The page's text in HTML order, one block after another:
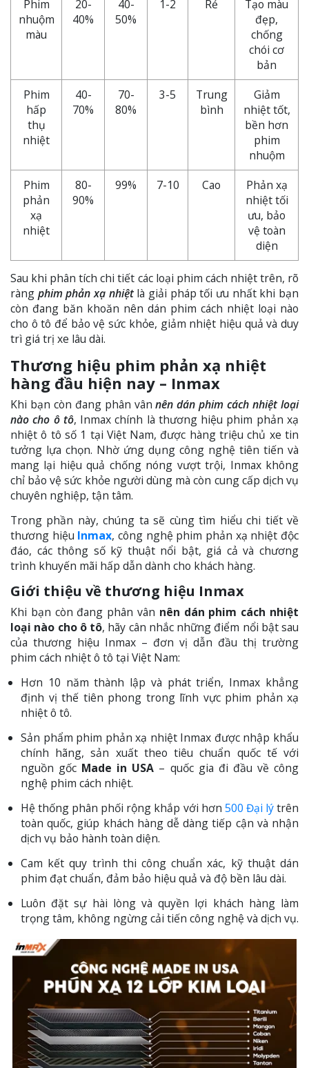
Phim
nhuộm
màu
20-
40%
40-
50%
1-2 Rẻ
Tạo màu
đẹp,
chống
chói cơ
bản
Phim
hấp
thụ
nhiệt
40-
70%
70-
80%
3-5
Trung
bình
Giảm
nhiệt tốt,
bền hơn
phim
nhuộm
Phim
phản
xạ
nhiệt
80-
90%
99% 7-10 Cao
Phản xạ
nhiệt tối
ưu, bảo
vệ toàn
diện
Sau khi phân tích chi tiết các loại phim cách nhiệt trên, rõ
ràng phim phản xạ nhiệtlà giải pháp tối ưu nhất khi bạn
còn đang băn khoăn nên dán phim cách nhiệt loại nào
cho ô tô để bảo vệ sức khỏe, giảm nhiệt hiệu quả và duy
trì giá trị xe lâu dài.
Thương hiệu phim phản xạ nhiệt
hàng đầu hiện nay – Inmax
Khi bạn còn đang phân vânnên dán phim cách nhiệt loại
nào cho ô tô, Inmax chính là thương hiệu phim phản xạ
nhiệt ô tô số 1 tại Việt Nam, được hàng triệu chủ xe tin
tưởng lựa chọn. Nhờ ứng dụng công nghệ tiên tiến và
mang lại hiệu quả chống nóng vượt trội, Inmax không
chỉ bảo vệ sức khỏe người dùng mà còn cung cấp dịch vụ
chuyên nghiệp, tận tâm.
Trong phần này, chúng ta sẽ cùng tìm hiểu chi tiết về
thương hiệu Inmax, công nghệ phim phản xạ nhiệt độc
đáo, các thông số kỹ thuật nổi bật, giá cả và chương
trình khuyến mãi hấp dẫn dành cho khách hàng.
Giới thiệu về thương hiệu Inmax
Khi bạn còn đang phân vân nên dán phim cách nhiệt
loại nào cho ô tô, hãy cân nhắc những điểm nổi bật sau
của thương hiệu Inmax – đơn vị dẫn đầu thị trường
phim cách nhiệt ô tô tại Việt Nam:
Hơn 10 năm thành lập và phát triển, Inmax khẳng
định vị thế tiên phong trong lĩnh vực phim phản xạ
nhiệt ô tô.
Sản phẩm phim phản xạ nhiệt Inmax được nhập khẩu
chính hãng, sản xuất theo tiêu chuẩn quốc tế với
nguồn gốc Made in USA – quốc gia đi đầu về công
nghệ phim cách nhiệt.
Hệ thống phân phối rộng khắp với hơn 500 Đại lýtrên
toàn quốc, giúp khách hàng dễ dàng tiếp cận và nhận
dịch vụ bảo hành toàn diện.
Cam kết quy trình thi công chuẩn xác, kỹ thuật dán
phim đạt chuẩn, đảm bảo hiệu quả và độ bền lâu dài.
Luôn đặt sự hài lòng và quyền lợi khách hàng làm
trọng tâm, không ngừng cải tiến công nghệ và dịch vụ.